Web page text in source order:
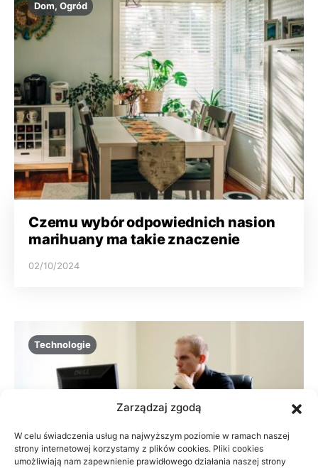
Zarządzaj zgodą
W celu świadczenia usług na najwyższym poziomie w ramach naszej
strony internetowej korzystamy z plików cookies. Pliki cookies
umożliwiają nam zapewnienie prawidłowego działania naszej strony
Dom, Ogród
Czemu wybór odpowiednich nasion
marihuany ma takie znaczenie
02/10/2024
Technologie